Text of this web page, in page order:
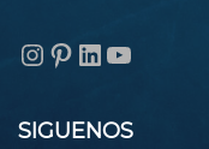
Instagram
Pinterest
LinkedIn
YouTube
SIGUENOS